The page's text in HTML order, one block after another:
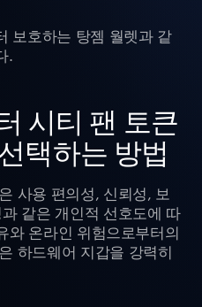
보호하는 탕젬 월렛과 같
.
시티 팬 토큰
택하는 방법
사용 편의성, 신뢰성, 보
같은 개인적 선호도에 따
와 온라인 위험으로부터의
하드웨어 지갑을 강력히